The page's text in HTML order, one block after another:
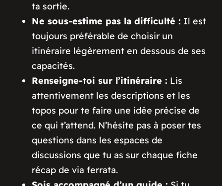
ta sortie.
Ne sous-estime pas la difficulté : Il est
toujours préférable de choisir un
itinéraire légèrement en dessous de ses
capacités.
Renseigne-toi sur l’itinéraire : Lis
attentivement les descriptions et les
topos pour te faire une idée précise de
ce qui t’attend. N’hésite pas à poser tes
questions dans les espaces de
discussions que tu as sur chaque fiche
récap de via ferrata.